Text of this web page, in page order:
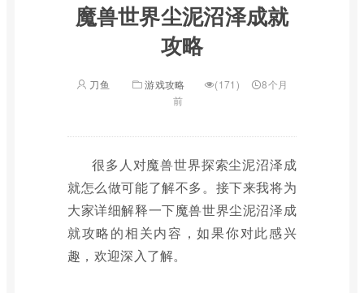
魔兽世界尘泥沼泽成就
攻略
刀鱼 游戏攻略 (171)
8个月
前
很多人对魔兽世界探索尘泥沼泽成
就怎么做可能了解不多。接下来我将为
大家详细解释一下魔兽世界尘泥沼泽成
就攻略的相关内容，如果你对此感兴
趣，欢迎深入了解。